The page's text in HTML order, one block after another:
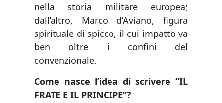
nella storia militare europea;
dall’altro, Marco d’Aviano, figura
spirituale di spicco, il cui impatto va
ben oltre i confini del
convenzionale.
Come nasce l’idea di scrivere “IL
FRATE E IL PRINCIPE”?